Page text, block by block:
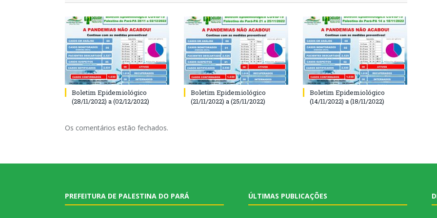
Boletim Epidemiológico
(28/11/2022) a (02/12/2022)
Boletim Epidemiológico
(21/11/2022) a (25/11/2022)
Boletim Epidemiológico
(14/11/2022) a (18/11/2022)
Os comentários estão fechados.
PREFEITURA DE PALESTINA DO PARÁ ÚLTIMAS PUBLICAÇÕES